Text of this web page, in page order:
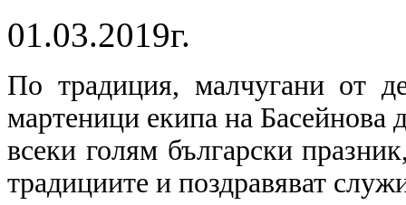
01.03.2019г.
По традиция, малчугани от
мартеници екипа на
всеки голям български
традициите и поздравяват